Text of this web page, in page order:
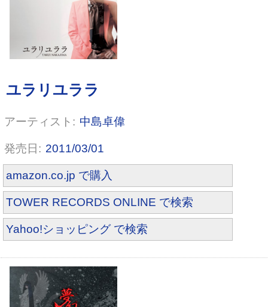
中島卓偉
2011/03/01
amazon.co.jp で購入
TOWER RECORDS ONLINE で検索
Yahoo!ショッピング で検索
ザ・ホワイト・ロックンロール・